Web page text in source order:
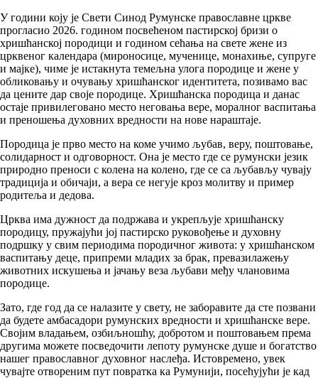
У години коју је Свети Синод Румунске православне цркве
прогласио 2026. годином посвећеном пастирској бризи о
хришћанској породици и годином сећања на свете жене из
црквеног календара (мироносице, мученице, монахиње, супруге
и мајке), чиме је истакнута темељна улога породице и жене у
обликовању и очувању хришћанског идентитета, позивамо вас
да цените дар своје породице. Хришћанска породица и данас
остаје привилеговано место неговања вере, моралног васпитања
и преношења духовних вредности на нове нараштаје.
Породица је прво место на коме учимо љубав, веру, поштовање,
солидарност и одговорност. Она је место где се румунски језик
природно преноси с колена на колено, где се са љубављу чувају
традиција и обичаји, а вера се негује кроз молитву и пример
родитеља и дедова.
Црква има дужност да подржава и укрепљује хришћанску
породицу, пружајући јој пастирско руковођење и духовну
подршку у свим периодима породичног живота: у хришћанском
васпитању деце, припреми младих за брак, превазилажењу
животних искушења и јачању веза љубави међу члановима
породице.
Зато, где год да се налазите у свету, не заборавите да сте позвани
да будете амбасадори румунских вредности и хришћанске вере.
Својим владањем, озбиљношћу, добротом и поштовањем према
другима можете посведочити лепоту румунске душе и богатство
нашег православног духовног наслеђа. Истовремено, увек
чувајте отвореним пут повратка ка Румунији, посећујући је кад